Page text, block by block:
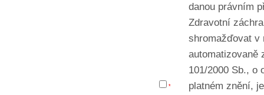
*
danou právním
Zdravotní
shromažďovat v
automatizovaně
101/2000 Sb., o
platném znění,